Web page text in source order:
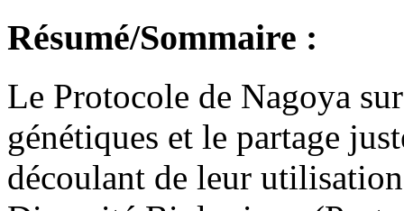
Résumé/Sommaire :
Le Protocole de Nagoya
génétiques et le partage
découlant de leur